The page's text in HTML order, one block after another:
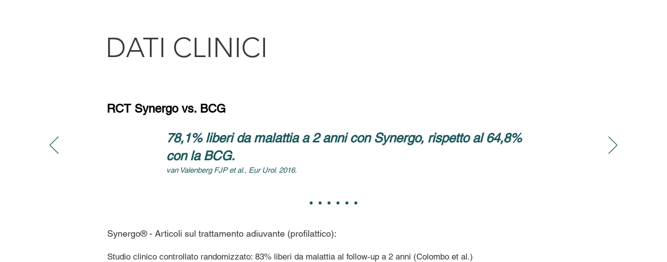
DATI CLINICI
Synergo® - Articoli sul trattamento adiuvante (profilattico):
Studio clinico controllato randomizzato: 83% liberi da malattia al follow-up a 2 anni (Colombo et al.)
78,1% liberi da malattia a 2 anni con Synergo, rispetto al 64,8%
con la BCG.
van Valenberg FJP et al., Eur Urol. 2016.
RCT Synergo vs. BCG